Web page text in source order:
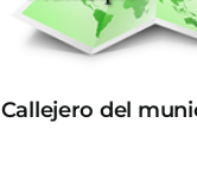
Callejero del